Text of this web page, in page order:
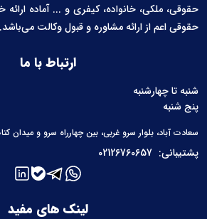
حقوقی، ملکی، خانواده، کیفری و ... آماده
حقوقی اعم از ارائه مشاوره و قبول وکالت می‌باشد.
لینک های مفید
ارتباط با ما
شنبه تا چهارشنبه
پنج شنبه
سعادت آباد، بلوار سرو غربی، بین چهارراه سرو و میدان کتاب، پلاک
پشتیبانی: 02126760657